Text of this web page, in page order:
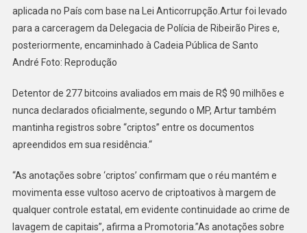
aplicada no País com base na Lei Anticorrupção.Artur foi levado
para a carceragem da Delegacia de Polícia de Ribeirão Pires e,
posteriormente, encaminhado à Cadeia Pública de Santo
André Foto: Reprodução
Detentor de 277 bitcoins avaliados em mais de R$ 90 milhões e
nunca declarados oficialmente, segundo o MP, Artur também
mantinha registros sobre “criptos” entre os documentos
apreendidos em sua residência.“
“As anotações sobre ‘criptos’ confirmam que o réu mantém e
movimenta esse vultoso acervo de criptoativos à margem de
qualquer controle estatal, em evidente continuidade ao crime de
lavagem de capitais”, afirma a Promotoria.”As anotações sobre